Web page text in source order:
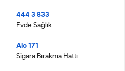
444 3 833
Evde Sağlık
Alo 171
Sigara Bırakma Hattı